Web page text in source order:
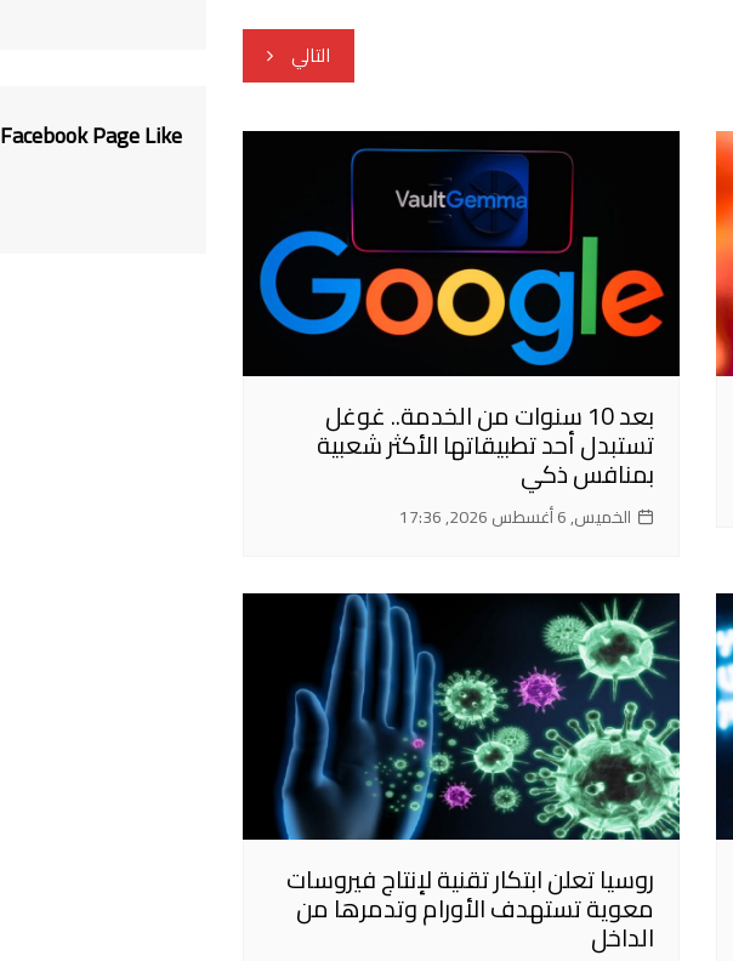
التالي
بعد 10 سنوات من الخدمة.. غوغل
تستبدل أحد تطبيقاتها الأكثر شعبية
بمنافس ذكي
الخميس, 6 أغسطس 2026, 17:36
روسيا تعلن ابتكار تقنية لإنتاج فيروسات
معوية تستهدف الأورام وتدمرها من
الداخل
Facebook Page Like